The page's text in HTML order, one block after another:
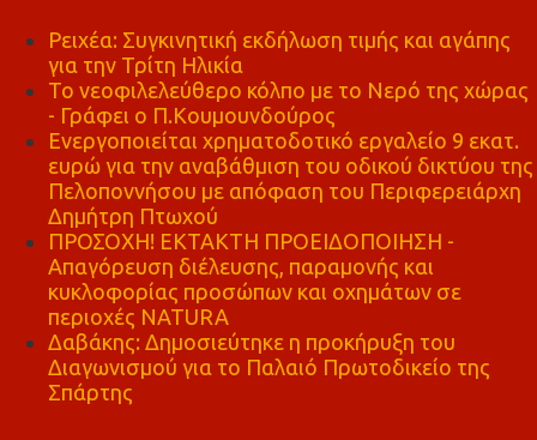
Ρειχέα: Συγκινητική εκδήλωση τιμής και αγάπης
για την Τρίτη Ηλικία
Το νεοφιλελεύθερο κόλπο με το Νερό της χώρας
- Γράφει ο Π.Κουμουνδούρος
Ενεργοποιείται χρηματοδοτικό εργαλείο 9 εκατ.
ευρώ για την αναβάθμιση του οδικού δικτύου της
Πελοποννήσου με απόφαση του Περιφερειάρχη
Δημήτρη Πτωχού
ΠΡΟΣΟΧΗ! ΕΚΤΑΚΤΗ ΠΡΟΕΙΔΟΠΟΙΗΣΗ -
Απαγόρευση διέλευσης, παραμονής και
κυκλοφορίας προσώπων και οχημάτων σε
περιοχές NATURA
Δαβάκης: Δημοσιεύτηκε η προκήρυξη του
Διαγωνισμού για το Παλαιό Πρωτοδικείο της
Σπάρτης